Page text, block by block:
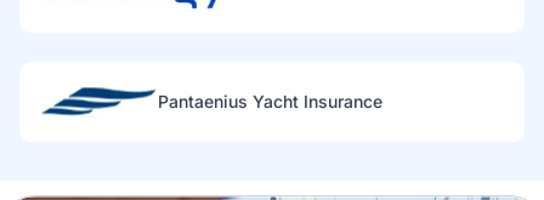
Pantaenius Yacht Insurance